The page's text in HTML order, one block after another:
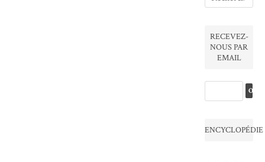
RECEVEZ-
NOUS PAR
EMAIL
ENCYCLOPÉDIE